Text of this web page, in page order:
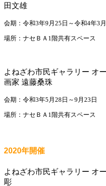
田文雄
会期：令和3年9月25日～令和4年3
場所：ナセＢＡ1階共有スペース
よねざわ市民ギャラリー オ
画家 遠藤桑珠
会期：令和3年5月28日～9月23日
場所：ナセＢＡ1階共有スペース
2020年開催
よねざわ市民ギャラリー オ
彫